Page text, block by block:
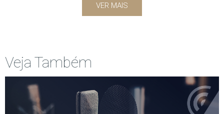
VER MAIS
Veja Também